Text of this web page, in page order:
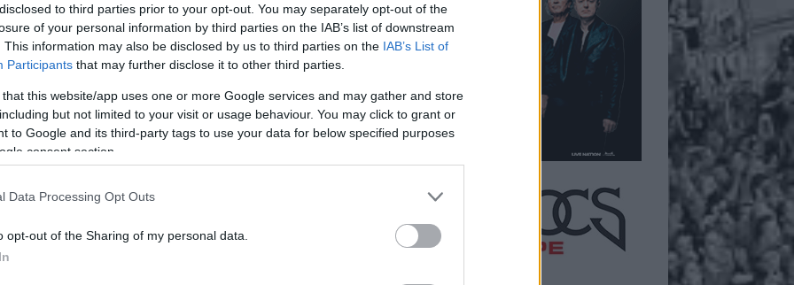
to third parties prior to your opt-out. You may separately opt-out of the
of your personal information by third parties on the IAB’s list of downstream
This information may also be disclosed by us to third parties on the IAB’s List of
Participants that may further disclose it to other third parties.
that this website/app uses one or more Google services and may gather and store
but not limited to your visit or usage behaviour. You may click to grant or
to Google and its third-party tags to use your data for below specified purposes
consent section.
Data Processing Opt Outs
opt-out of the Sharing of my personal data.
trackback címe:
api/trackback/id/18485667
Kommentek:
felhasználói tartalomnak minősülnek, értük a
nem vállal, azokat nem ellenőrzi. Kifogás esetén forduljon a blog